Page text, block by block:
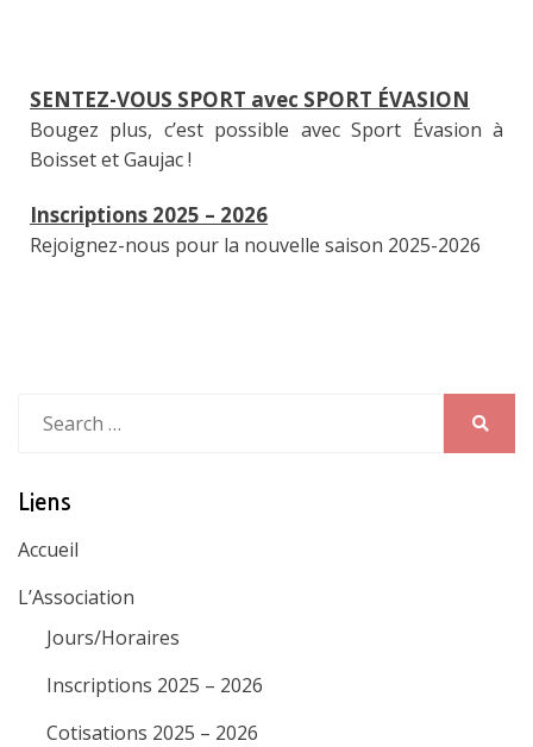
SENTEZ-VOUS SPORT avec SPORT ÉVASION
Bougez plus, c’est possible avec Sport Évasion à
Boisset et Gaujac !
Inscriptions 2025 – 2026
Rejoignez-nous pour la nouvelle saison 2025-2026
for:
Liens
Accueil
L’Association
Jours/Horaires
Inscriptions 2025 – 2026
Cotisations 2025 – 2026